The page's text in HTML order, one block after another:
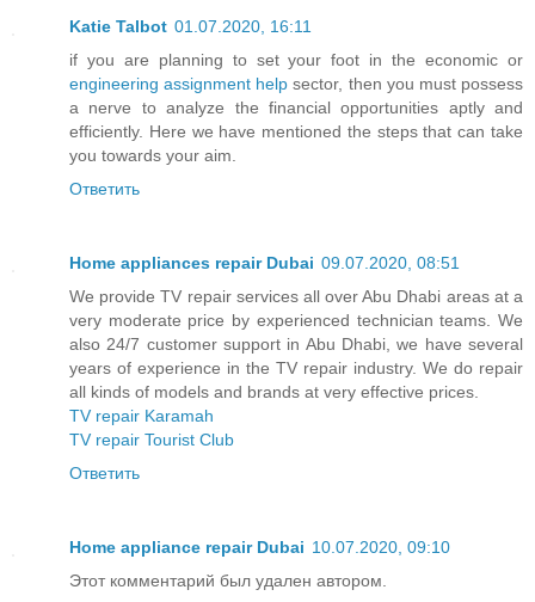
Katie Talbot 01.07.2020, 16:11
if you are planning to set your foot in the economic or
engineering assignment help sector, then you must possess
a nerve to analyze the financial opportunities aptly and
efficiently. Here we have mentioned the steps that can take
you towards your aim.
Ответить
Home appliances repair Dubai 09.07.2020, 08:51
We provide TV repair services all over Abu Dhabi areas at a
very moderate price by experienced technician teams. We
also 24/7 customer support in Abu Dhabi, we have several
years of experience in the TV repair industry. We do repair
all kinds of models and brands at very effective prices.
TV repair Karamah
TV repair Tourist Club
Ответить
Home appliance repair Dubai 10.07.2020, 09:10
Этот комментарий был удален автором.